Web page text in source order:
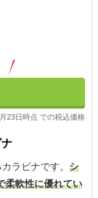
23日時点 での税込価格
ラビナです。 シ
柔軟性に優れてい